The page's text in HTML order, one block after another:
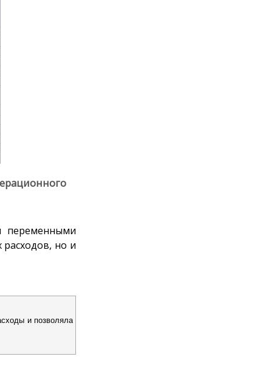
переменными
но и
и позволяла